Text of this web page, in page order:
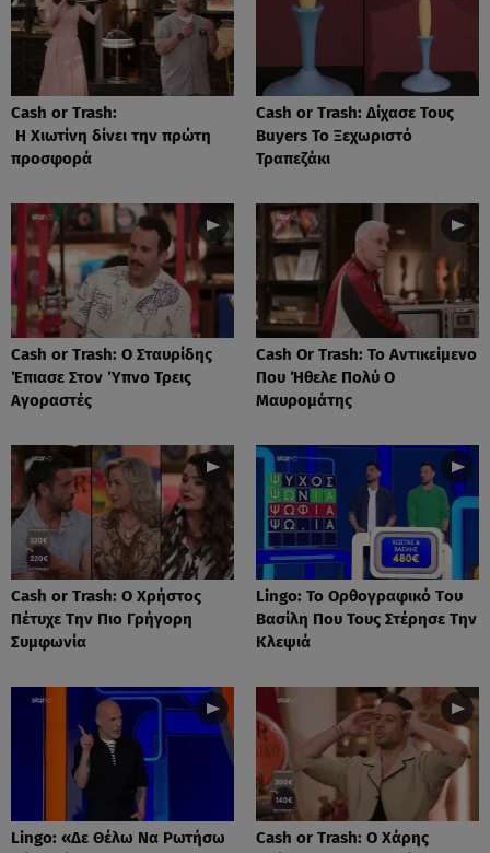
Cash or Trash:
Η Χιωτίνη δίνει την πρώτη
προσφορά
Cash or Trash: Δίχασε Τους
Buyers Το Ξεχωριστό
Τραπεζάκι
Cash or Trash: Ο Σταυρίδης
Έπιασε Στον Ύπνο Τρεις
Αγοραστές
Cash Or Trash: Το Αντικείμενο
Που Ήθελε Πολύ Ο
Μαυρομάτης
Cash or Trash: Ο Χρήστος
Πέτυχε Την Πιο Γρήγορη
Συμφωνία
Lingo: Το Oρθογραφικό Tου
Βασίλη Που Τους Στέρησε Την
Κλεψιά
Lingo: «Δε Θέλω Να Ρωτήσω
Cash or Trash: Ο Χάρης